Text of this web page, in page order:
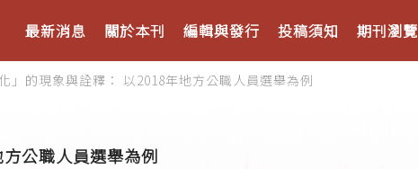
最新消息 關於本刊 編輯與發行 投稿須知 期刊瀏覽
」的現象與詮釋： 以2018年地方公職人員選舉為例
公職人員選舉為例